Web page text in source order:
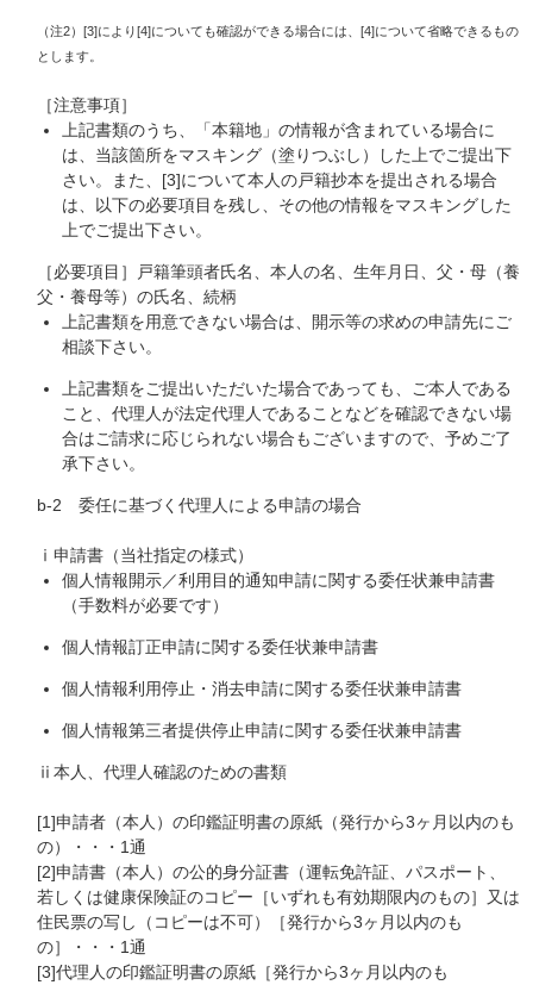
（注2）[3]により[4]についても確認ができる場合には、[4]について省略できるもの
とします。
［注意事項］
上記書類のうち、「本籍地」の情報が含まれている場合に
は、当該箇所をマスキング（塗りつぶし）した上でご提出下
さい。また、[3]について本人の戸籍抄本を提出される場合
は、以下の必要項目を残し、その他の情報をマスキングした
上でご提出下さい。
［必要項目］戸籍筆頭者氏名、本人の名、生年月日、父・母（養
父・養母等）の氏名、続柄
上記書類を用意できない場合は、開示等の求めの申請先にご
相談下さい。
上記書類をご提出いただいた場合であっても、ご本人である
こと、代理人が法定代理人であることなどを確認できない場
合はご請求に応じられない場合もございますので、予めご了
承下さい。
b-2 委任に基づく代理人による申請の場合
ⅰ申請書（当社指定の様式）
個人情報開示／利用目的通知申請に関する委任状兼申請書
（手数料が必要です）
個人情報訂正申請に関する委任状兼申請書
個人情報利用停止・消去申請に関する委任状兼申請書
個人情報第三者提供停止申請に関する委任状兼申請書
ⅱ本人、代理人確認のための書類
[1]申請者（本人）の印鑑証明書の原紙（発行から3ヶ月以内のも
の）・・・1通
[2]申請書（本人）の公的身分証書（運転免許証、パスポート、
若しくは健康保険証のコピー［いずれも有効期限内のもの］又は
住民票の写し（コピーは不可）［発行から3ヶ月以内のも
の］・・・1通
[3]代理人の印鑑証明書の原紙［発行から3ヶ月以内のも